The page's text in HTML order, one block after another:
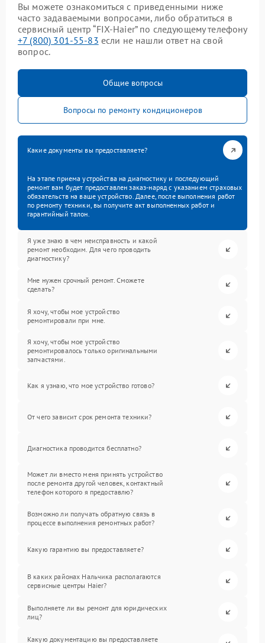
Вы можете ознакомиться с приведенными ниже
часто задаваемыми вопросами, либо обратиться в
сервисный центр “FIX-Haier” по следующему телефону
+7 (800) 301-55-83 если не нашли ответ на свой
вопрос.
Общие вопросы
Вопросы по ремонту кондиционеров
Какие документы вы предоставляете?
На этапе приема устройства на диагностику и последующий
ремонт вам будет предоставлен заказ-наряд с указанием страховых
обязательств на ваше устройство. Далее, после выполнения работ
по ремонту техники, вы получите акт выполненных работ и
гарантийный талон.
Я уже знаю в чем неисправность и какой
ремонт необходим. Для чего проводить
диагностику?
Мне нужен срочный ремонт. Сможете
сделать?
Я хочу, чтобы мое устройство
ремонтировали при мне.
Я хочу, чтобы мое устройство
ремонтировалось только оригинальными
запчастями.
Как я узнаю, что мое устройство готово?
От чего зависит срок ремонта техники?
Диагностика проводится бесплатно?
Может ли вместо меня принять устройство
после ремонта другой человек, контактный
телефон которого я предоставлю?
Возможно ли получать обратную связь в
процессе выполнения ремонтных работ?
Какую гарантию вы предоставляете?
В каких районах Нальчика располагаются
сервисные центры Haier?
Выполняете ли вы ремонт для юридических
лиц?
Какую документацию вы предоставляете